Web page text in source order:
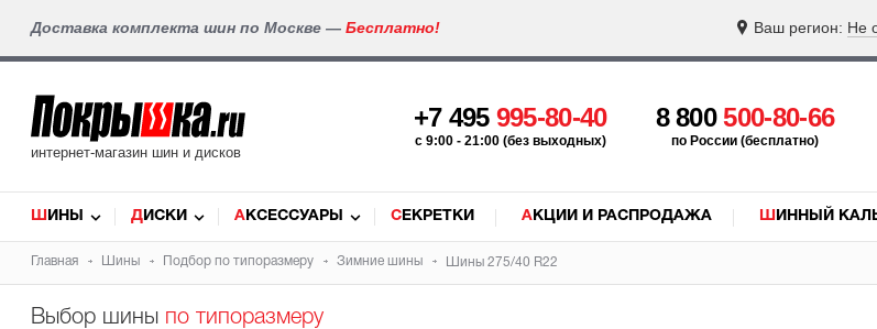
Доставка комплекта шин по Москве — Бесплатно! Ваш регион: Не
интернет-магазин шин и дисков
+7 495 995-80-40
c 9:00 - 21:00 (без выходных)
8 800500-80-66
по России (бесплатно)
ШИНЫ ДИСКИ АКСЕССУАРЫ СЕКРЕТКИ АКЦИИ И РАСПРОДАЖА ШИННЫЙ
Главная Шины Подбор по типоразмеру Зимние шины Шины 275/40 R22
Выбор шины по типоразмеру